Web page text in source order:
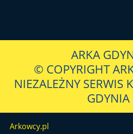
ARKA
© COPYRIGHT
NIEZALEŻNY SERWIS
GDYNIA
Arkowcy.pl